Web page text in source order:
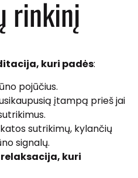
rinkinį
kuri padės:
pojūčius.
įtampą prieš jai
sutrikimų, kylančių
signalų.
kuri